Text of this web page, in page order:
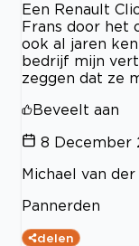
Een Renault
Frans door het
ook al jaren
bedrijf mijn
zeggen dat ze
Beveelt aan
8 December
Michael van
Pannerden
delen